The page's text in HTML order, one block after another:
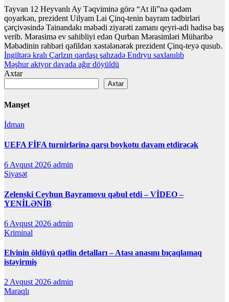
Tayvan 12 Heyvanlı Ay Təqviminə görə “At ili”nə qədəm
qoyarkən, prezident Uilyam Lai Çinq-tenin bayram tədbirləri
çərçivəsində Tainandakı məbədi ziyarəti zamanı qeyri-adi hadisə baş
verib. Mərasimə ev sahibliyi edən Qurban Mərasimləri Müharibə
Məbədinin rəhbəri qəfildən xəstələnərək prezident Çinq-teyə qusub.
Yazı
naviqasiyası
İngiltərə kralı Çarlzın qardaşı şahzadə Endryu saxlanılıb
Məşhur aktyor davada ağır döyüldü
Axtar
Axtar
Manşet
İdman
UEFA FİFA turnirlərinə qarşı boykotu davam etdirəcək
6 Avqust 2026 admin
Siyasət
Zelenski Ceyhun Bayramovu qəbul etdi – VİDEO –
YENİLƏNİB
6 Avqust 2026 admin
Kriminal
Elvinin öldüyü qətlin detalları – Atası anasını bıçaqlamaq
istəyirmiş
2 Avqust 2026 admin
Maraqlı